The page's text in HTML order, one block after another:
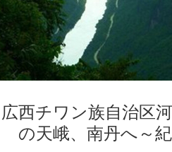
広西チワン族自治区
の天峨、南丹へ～